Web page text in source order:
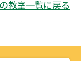
教室一覧に戻る